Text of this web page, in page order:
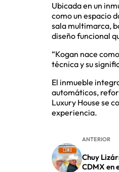
Ubicada en un
como un espacio
sala multimarca,
diseño funcional
“Kogan nace
técnica y su
El inmueble
automáticos,
Luxury House se
experiencia.
ANTERIOR
Chuy
CDMX en